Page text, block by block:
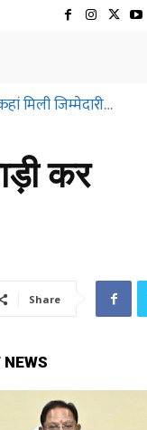
मिली जिम्मेदारी…
कर
Share